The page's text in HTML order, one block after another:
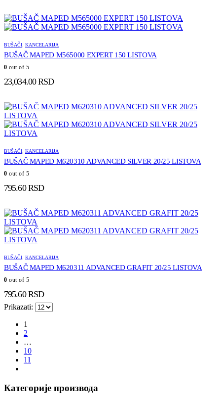
BUŠAČI KANCELARIJA
BUŠAČ MAPED M565000 EXPERT 150 LISTOVA
0 out of 5
23,034.00RSD
BUŠAČI KANCELARIJA
BUŠAČ MAPED M620310 ADVANCED SILVER 20/25 LISTOVA
0 out of 5
795.60RSD
BUŠAČI KANCELARIJA
BUŠAČ MAPED M620311 ADVANCED GRAFIT 20/25 LISTOVA
0 out of 5
795.60RSD
Prikazati:
1
2
…
10
11
Категорије производа